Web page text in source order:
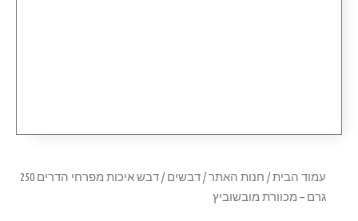
עמוד הבית/ חנות האתר/דבשים
/ דבש איכות מפרחי הדרים 250
גרם – מכוורת מובשוביץ